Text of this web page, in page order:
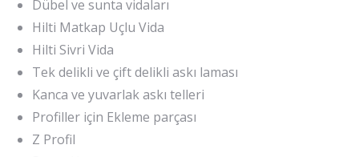
Dübel ve sunta vidaları
Hilti Matkap Uçlu Vida
Hilti Sivri Vida
Tek delikli ve çift delikli askı laması
Kanca ve yuvarlak askı telleri
Profiller için Ekleme parçası
Z Profil